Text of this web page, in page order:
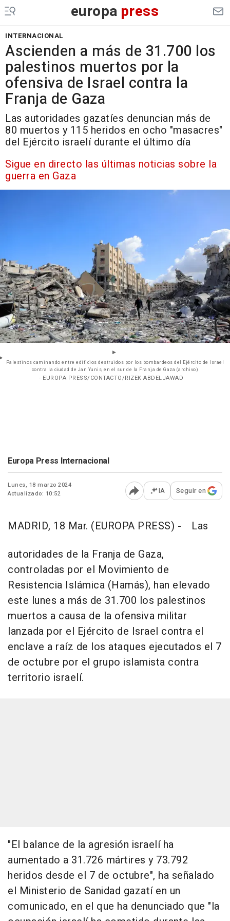
europa press
INTERNACIONAL
Ascienden a más de 31.700 los
palestinos muertos por la
ofensiva de Israel contra la
Franja de Gaza
Las autoridades gazatíes denuncian más de
80 muertos y 115 heridos en ocho "masacres"
del Ejército israelí durante el último día
Sigue en directo las últimas noticias sobre la
guerra en Gaza
Palestinos caminando entre edificios destruidos por los bombardeos del Ejército de Israel
contra la ciudad de Jan Yunis, en el sur de la Franja de Gaza (archivo)
- EUROPA PRESS/CONTACTO/RIZEK ABDELJAWAD
Europa Press Internacional
Lunes, 18 marzo 2024
Actualizado: 10:52
Abrir opciones para
IA Seguir en
MADRID, 18 Mar. (EUROPA PRESS) -
Las
autoridades de la Franja de Gaza,
controladas por el Movimiento de
Resistencia Islámica (Hamás), han elevado
este lunes a más de 31.700 los palestinos
muertos a causa de la ofensiva militar
lanzada por el Ejército de Israel contra el
enclave a raíz de los ataques ejecutados el 7
de octubre por el grupo islamista contra
territorio israelí.
"El balance de la agresión israelí ha
aumentado a 31.726 mártires y 73.792
heridos desde el 7 de octubre", ha señalado
el Ministerio de Sanidad gazatí en un
comunicado, en el que ha denunciado que "la